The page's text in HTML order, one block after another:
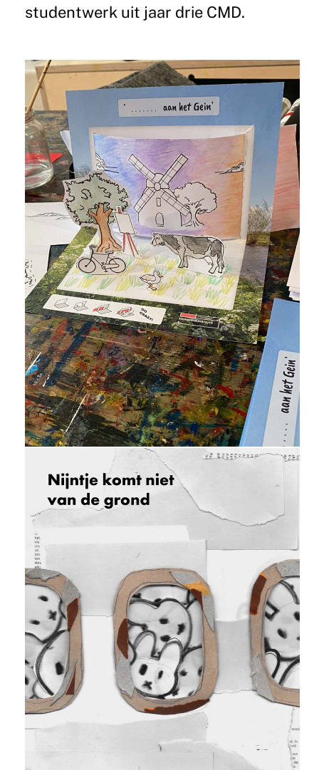
studentwerk uit jaar drie CMD.